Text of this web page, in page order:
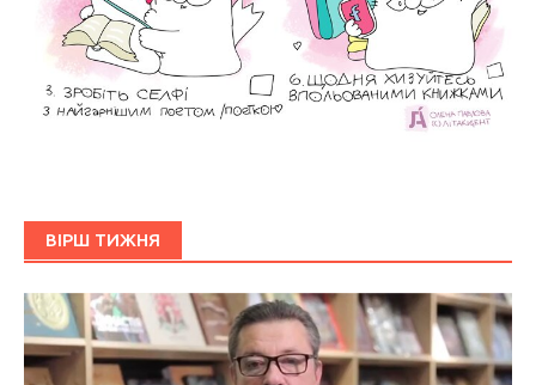
ВІРШ ТИЖНЯ